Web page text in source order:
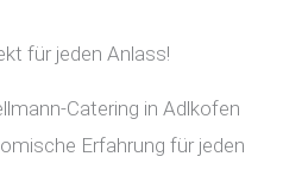
für jeden Anlass!
Catering in Adlkofen
Erfahrung für jeden